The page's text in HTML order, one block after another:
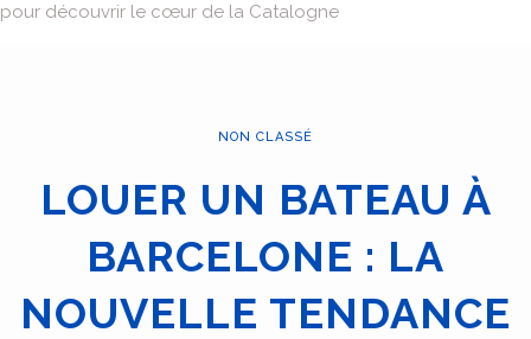
pour découvrir le cœur de la Catalogne
NON CLASSÉ
LOUER UN BATEAU À
BARCELONE : LA
NOUVELLE TENDANCE